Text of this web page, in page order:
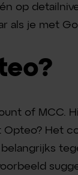
op
als je met
of MCC.
Opteo? Het